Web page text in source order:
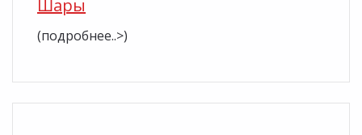
Шары
(подробнее..>)